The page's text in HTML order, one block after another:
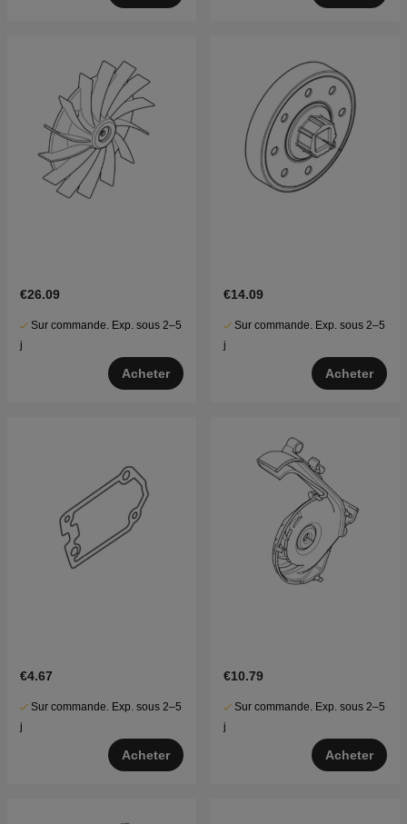
€26.09
Sur commande. Exp. sous 2–5
j
Acheter
€14.09
Sur commande. Exp. sous 2–5
j
Acheter
€4.67
Sur commande. Exp. sous 2–5
j
Acheter
€10.79
Sur commande. Exp. sous 2–5
j
Acheter